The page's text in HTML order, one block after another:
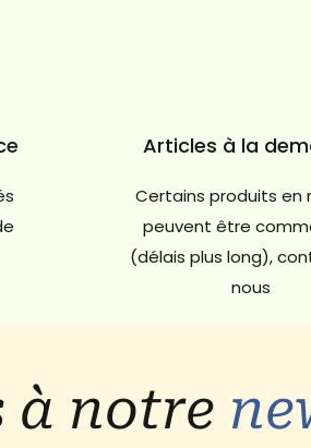
Articles à la
Certains produits en
peuvent être
(délais plus long),
nous
à notre